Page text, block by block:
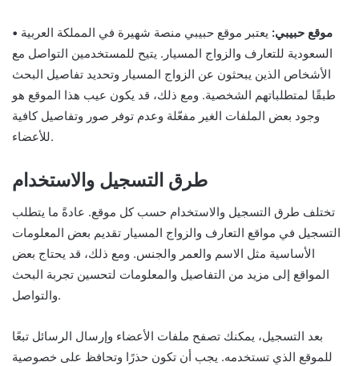
• موقع حبيبي: يعتبر موقع حبيبي منصة شهيرة في المملكة العربية
السعودية للتعارف والزواج المسيار. يتيح للمستخدمين التواصل مع
الأشخاص الذين يبحثون عن الزواج المسيار وتحديد تفاصيل البحث
طبقًا لمتطلباتهم الشخصية. ومع ذلك، قد يكون عيب هذا الموقع هو
وجود بعض الملفات الغير مفعّلة وعدم توفر صور وتفاصيل كافية
للأعضاء.
طرق التسجيل والاستخدام
تختلف طرق التسجيل والاستخدام حسب كل موقع. عادةً ما يتطلب
التسجيل في مواقع التعارف والزواج المسيار تقديم بعض المعلومات
الأساسية مثل الاسم والعمر والجنس. ومع ذلك، قد يحتاج بعض
المواقع إلى مزيد من التفاصيل والمعلومات لتحسين تجربة البحث
والتواصل.
بعد التسجيل، يمكنك تصفح ملفات الأعضاء وإرسال الرسائل تبعًا
للموقع الذي تستخدمه. يجب أن تكون حذرًا وتحافظ على خصوصية